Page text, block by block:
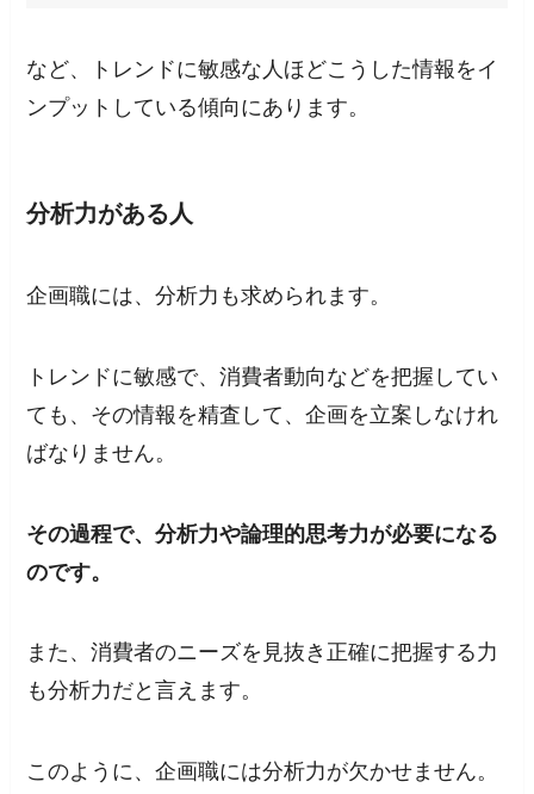
など、トレンドに敏感な人ほどこうした情報をイ
ンプットしている傾向にあります。
分析力がある人
企画職には、分析力も求められます。
トレンドに敏感で、消費者動向などを把握してい
ても、その情報を精査して、企画を立案しなけれ
ばなりません。
その過程で、分析力や論理的思考力が必要になる
のです。
また、消費者のニーズを見抜き正確に把握する力
も分析力だと言えます。
このように、企画職には分析力が欠かせません。